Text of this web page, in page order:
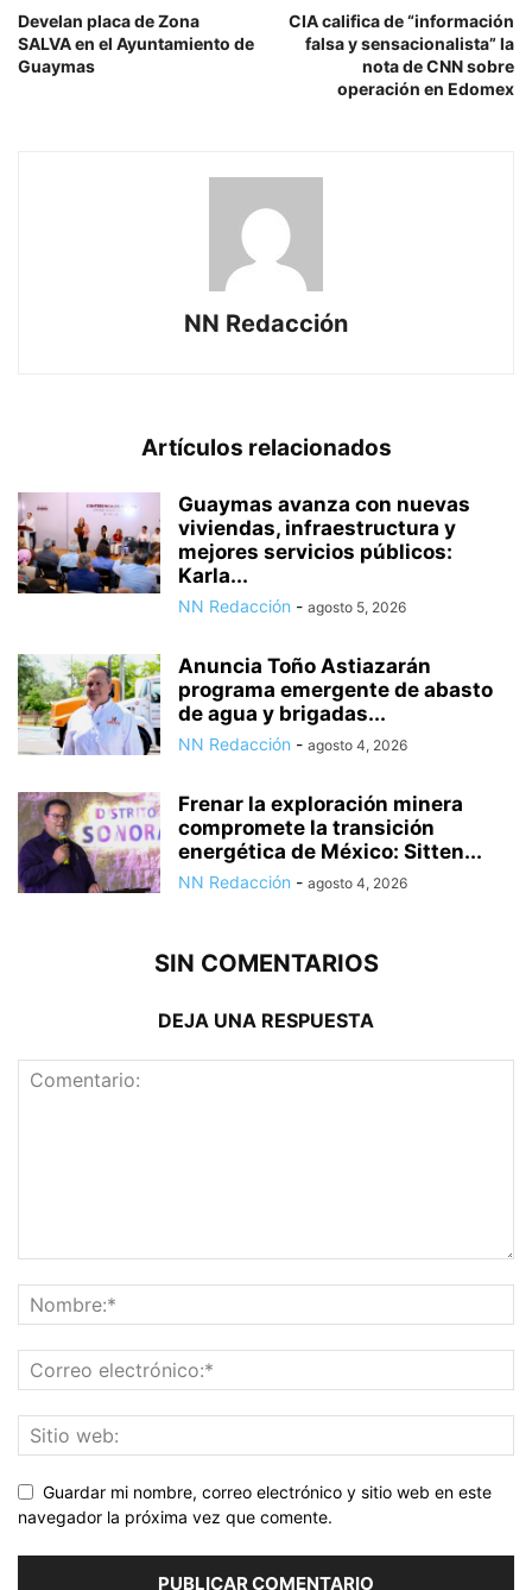
Develan placa de Zona
SALVA en el Ayuntamiento de
Guaymas
CIA califica de “información
falsa y sensacionalista” la
nota de CNN sobre
operación en Edomex
NN Redacción
Artículos relacionados
Guaymas avanza con nuevas
viviendas, infraestructura y
mejores servicios públicos:
Karla...
NN Redacción - agosto 5, 2026
Anuncia Toño Astiazarán
programa emergente de abasto
de agua y brigadas...
NN Redacción - agosto 4, 2026
Frenar la exploración minera
compromete la transición
energética de México: Sitten...
NN Redacción - agosto 4, 2026
SIN COMENTARIOS
DEJA UNA RESPUESTA
Guardar mi nombre, correo electrónico y sitio web en este
navegador la próxima vez que comente.